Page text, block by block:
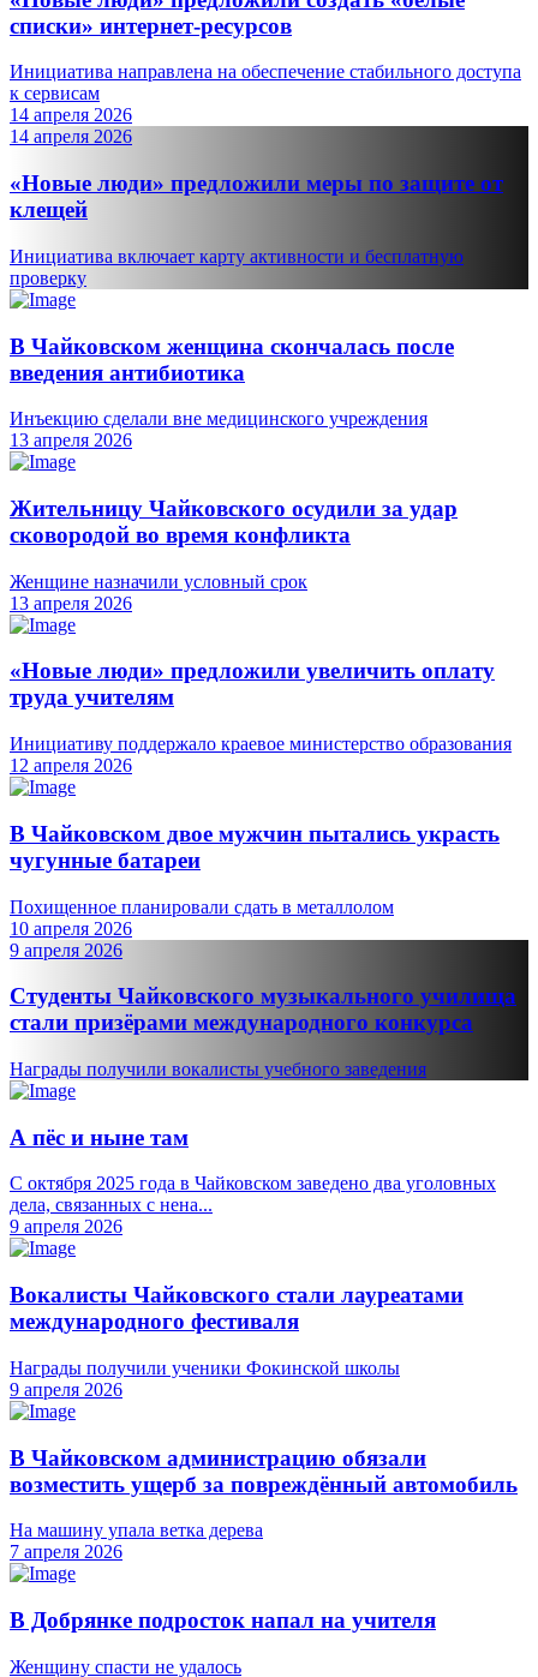
списки» интернет-ресурсов
Инициатива направлена на обеспечение стабильного доступа
к сервисам
14 апреля 2026
14 апреля 2026
«Новые люди» предложили меры по защите от
клещей
Инициатива включает карту активности и бесплатную
проверку
В Чайковском женщина скончалась после
введения антибиотика
Инъекцию сделали вне медицинского учреждения
13 апреля 2026
Жительницу Чайковского осудили за удар
сковородой во время конфликта
Женщине назначили условный срок
13 апреля 2026
«Новые люди» предложили увеличить оплату
труда учителям
Инициативу поддержало краевое министерство образования
12 апреля 2026
В Чайковском двое мужчин пытались украсть
чугунные батареи
Похищенное планировали сдать в металлолом
10 апреля 2026
9 апреля 2026
Студенты Чайковского музыкального училища
стали призёрами международного конкурса
Награды получили вокалисты учебного заведения
А пёс и ныне там
С октября 2025 года в Чайковском заведено два уголовных
дела, связанных с нена...
9 апреля 2026
Вокалисты Чайковского стали лауреатами
международного фестиваля
Награды получили ученики Фокинской школы
9 апреля 2026
В Чайковском администрацию обязали
возместить ущерб за повреждённый автомобиль
На машину упала ветка дерева
7 апреля 2026
В Добрянке подросток напал на учителя
Женщину спасти не удалось